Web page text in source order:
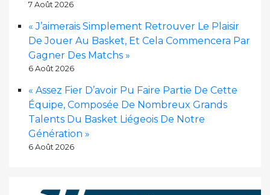
7 Août 2026
« J’aimerais Simplement Retrouver Le Plaisir
De Jouer Au Basket, Et Cela Commencera Par
Gagner Des Matchs »
6 Août 2026
« Assez Fier D’avoir Pu Faire Partie De Cette
Équipe, Composée De Nombreux Grands
Talents Du Basket Liégeois De Notre
Génération »
6 Août 2026